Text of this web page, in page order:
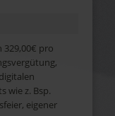
pro
wie z. Bsp.
eigener